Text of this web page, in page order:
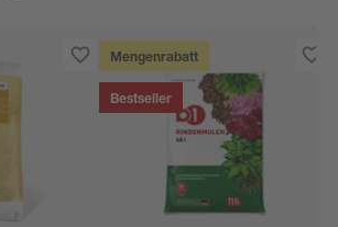
Mengenrabatt
Bestseller